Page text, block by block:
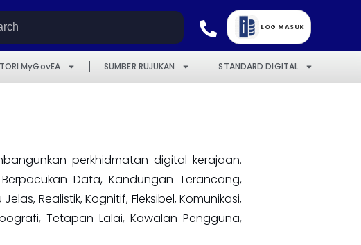
LOG MASUK
MyGovEA SUMBER RUJUKAN STANDARD DIGITAL
perkhidmatan digital kerajaan.
Data, Kandungan Terancang,
Realistik, Kognitif, Fleksibel, Komunikasi,
Tetapan Lalai, Kawalan Pengguna,